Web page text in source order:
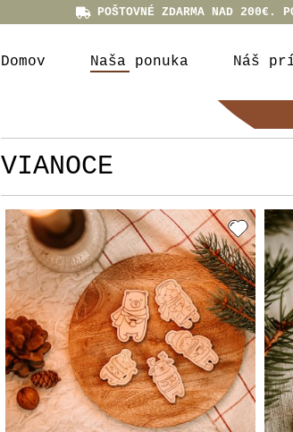
POŠTOVNÉ ZDARMA NAD 200€.
Domov Naša ponuka Náš
VIANOCE